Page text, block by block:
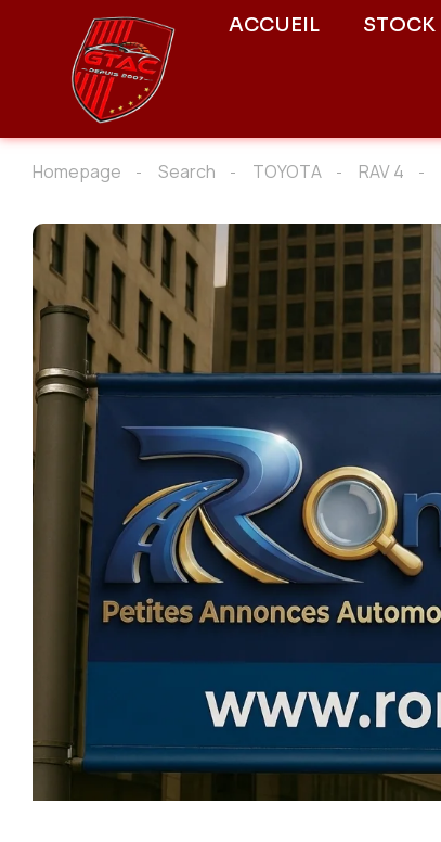
ACCUEIL STOCK
Homepage Search TOYOTA RAV 4